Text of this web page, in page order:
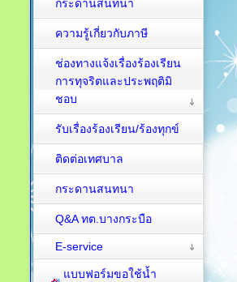
กระดานสนทนา
ความรู้เกี่ยวกับภาษี
ช่องทางแจ้งเรื่องร้องเรียน
การทุจริตและประพฤติมิ
ชอบ
รับเรื่องร้องเรียน/ร้องทุกข์
ติดต่อเทศบาล
กระดานสนทนา
Q&A ทต.บางกระบือ
E-service
แบบฟอร์มขอใช้น้ำ